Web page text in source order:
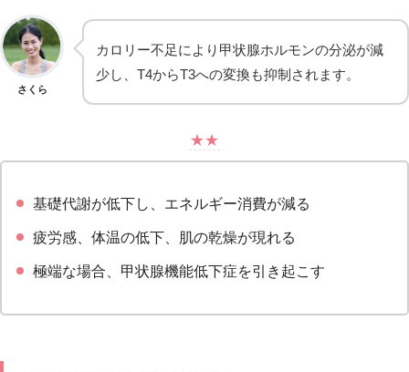
さくら
カロリー不足により甲状腺ホルモンの分泌が減
少し、T4からT3への変換も抑制されます。
★★
基礎代謝が低下し、エネルギー消費が減る
疲労感、体温の低下、肌の乾燥が現れる
極端な場合、甲状腺機能低下症を引き起こす